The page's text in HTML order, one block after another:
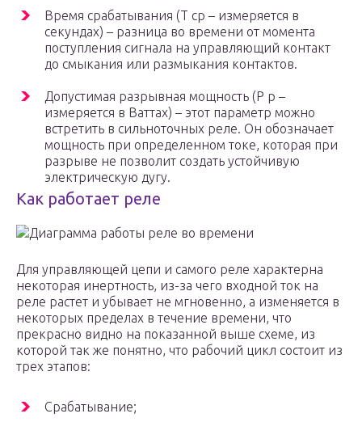
Время срабатывания (Т ср – измеряется в
секундах) – разница во времени от момента
поступления сигнала на управляющий контакт
до смыкания или размыкания контактов.
Допустимая разрывная мощность (Р р –
измеряется в Ваттах) – этот параметр можно
встретить в сильноточных реле. Он обозначает
мощность при определенном токе, которая при
разрыве не позволит создать устойчивую
электрическую дугу.
Как работает реле
Диаграмма работы реле во времени
Для управляющей цепи и самого реле характерна
некоторая инертность, из-за чего входной ток на
реле растет и убывает не мгновенно, а изменяется в
некоторых пределах в течение времени, что
прекрасно видно на показанной выше схеме, из
которой так же понятно, что рабочий цикл состоит из
трех этапов:
Срабатывание;